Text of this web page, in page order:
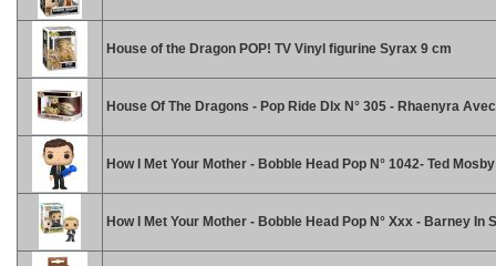
House of the Dragon POP! TV Vinyl figurine Syrax 9 cm
House Of The Dragons - Pop Ride Dlx N° 305 - Rhaenyra
How I Met Your Mother - Bobble Head Pop N° 1042- Ted Mosby
How I Met Your Mother - Bobble Head Pop N° Xxx - Barney In